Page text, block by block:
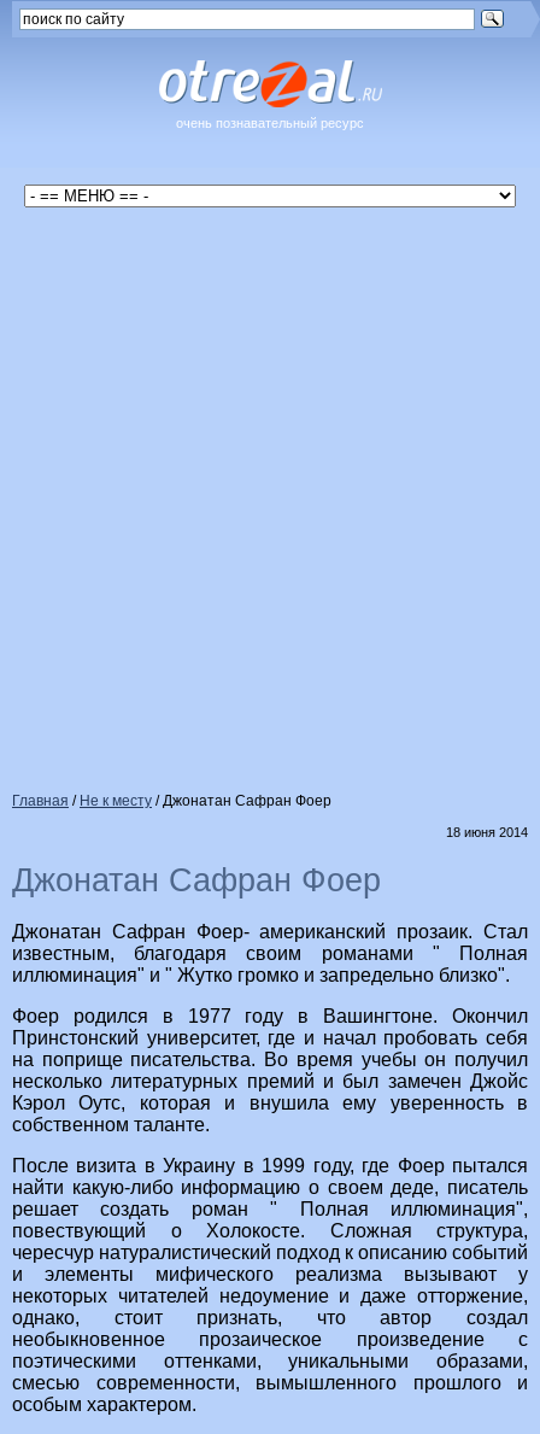
очень познавательный ресурс
Главная / Не к месту /Джонатан Сафран Фоер
18 июня 2014
Джонатан Сафран Фоер
Джонатан Сафран Фоер- американский прозаик. Стал
известным, благодаря своим романами " Полная
иллюминация" и " Жутко громко и запредельно близко".
Фоер родился в 1977 году в Вашингтоне. Окончил
Принстонский университет, где и начал пробовать себя
на поприще писательства. Во время учебы он получил
несколько литературных премий и был замечен Джойс
Кэрол Оутс, которая и внушила ему уверенность в
собственном таланте.
После визита в Украину в 1999 году, где Фоер пытался
найти какую-либо информацию о своем деде, писатель
решает создать роман " Полная иллюминация",
повествующий о Холокосте. Сложная структура,
чересчур натуралистический подход к описанию событий
и элементы мифического реализма вызывают у
некоторых читателей недоумение и даже отторжение,
однако, стоит признать, что автор создал
необыкновенное прозаическое произведение с
поэтическими оттенками, уникальными образами,
смесью современности, вымышленного прошлого и
особым характером.